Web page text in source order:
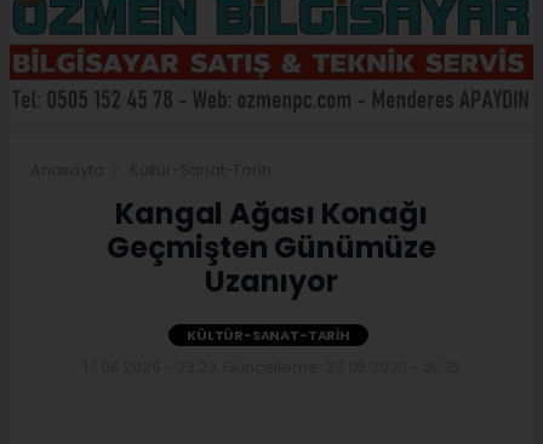
Kangal Ağası Konağı
Geçmişten Günümüze
Uzanıyor
KÜLTÜR-SANAT-TARIH